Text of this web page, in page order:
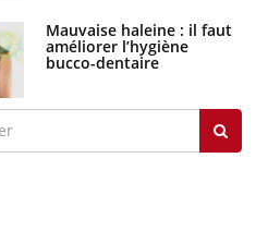
Mauvaise haleine : il faut
améliorer l’hygiène
bucco-dentaire